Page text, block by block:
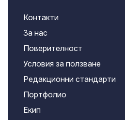
Контакти
За нас
Поверителност
Условия за ползване
Редакционни стандарти
Портфолио
Екип